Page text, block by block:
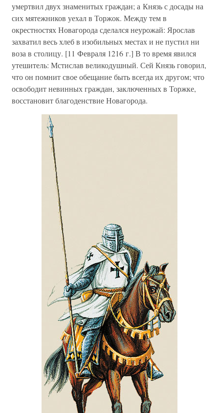
умертвил двух знаменитых граждан; а Князь с досады на
сих мятежников уехал в Торжок. Между тем в
окрестностях Новагорода сделался неурожай: Ярослав
захватил весь хлеб в изобильных местах и не пустил ни
воза в столицу. [11 Февраля 1216 г.] В то время явился
утешитель: Мстислав великодушный. Сей Князь говорил,
что он помнит свое обещание быть всегда их другом; что
освободит невинных граждан, заключенных в Торжке,
восстановит благоденствие Новагорода.